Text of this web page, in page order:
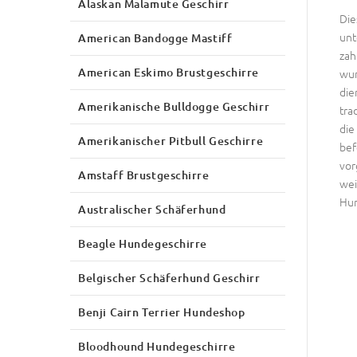
die
Alaskan Malamute Geschirr
American Bandogge Mastiff
American Eskimo Brustgeschirre
Amerikanische Bulldogge Geschirr
Amerikanischer Pitbull Geschirre
Amstaff Brustgeschirre
Australischer Schäferhund
Beagle Hundegeschirre
Belgischer Schäferhund Geschirr
Benji Cairn Terrier Hundeshop
Bloodhound Hundegeschirre